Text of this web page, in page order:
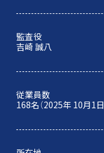
監査役
吉崎 誠八
従業員数
168名（2025年 10月1日